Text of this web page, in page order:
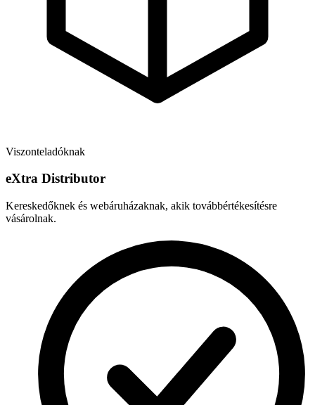
Viszonteladóknak
eXtra Distributor
Kereskedőknek és webáruházaknak, akik továbbértékesítésre
vásárolnak.